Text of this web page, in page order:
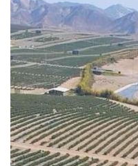
agroexportadores
felicita
al
Gobierno
por
el
destrabe
del
Proyecto
Chavimochic